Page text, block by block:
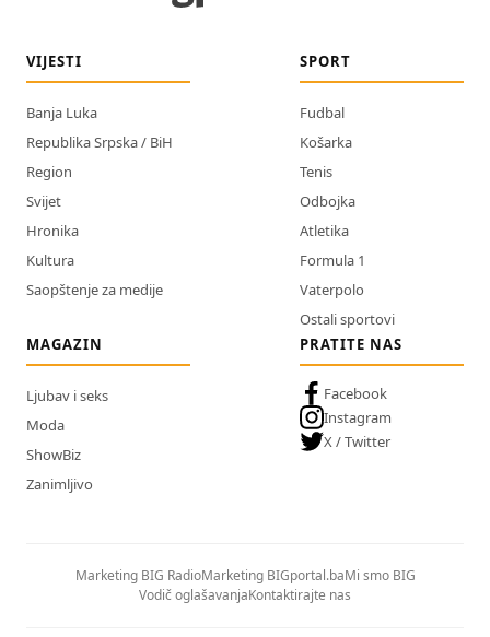
VIJESTI
Banja Luka
Republika Srpska / BiH
Region
Svijet
Hronika
Kultura
Saopštenje za medije
SPORT
Fudbal
Košarka
Tenis
Odbojka
Atletika
Formula 1
Vaterpolo
Ostali sportovi
MAGAZIN
Ljubav i seks
Moda
ShowBiz
Zanimljivo
PRATITE NAS
Facebook
Instagram
X / Twitter
Marketing BIG RadioMarketing BIGportal.baMi smo BIG
Vodič oglašavanjaKontaktirajte nas